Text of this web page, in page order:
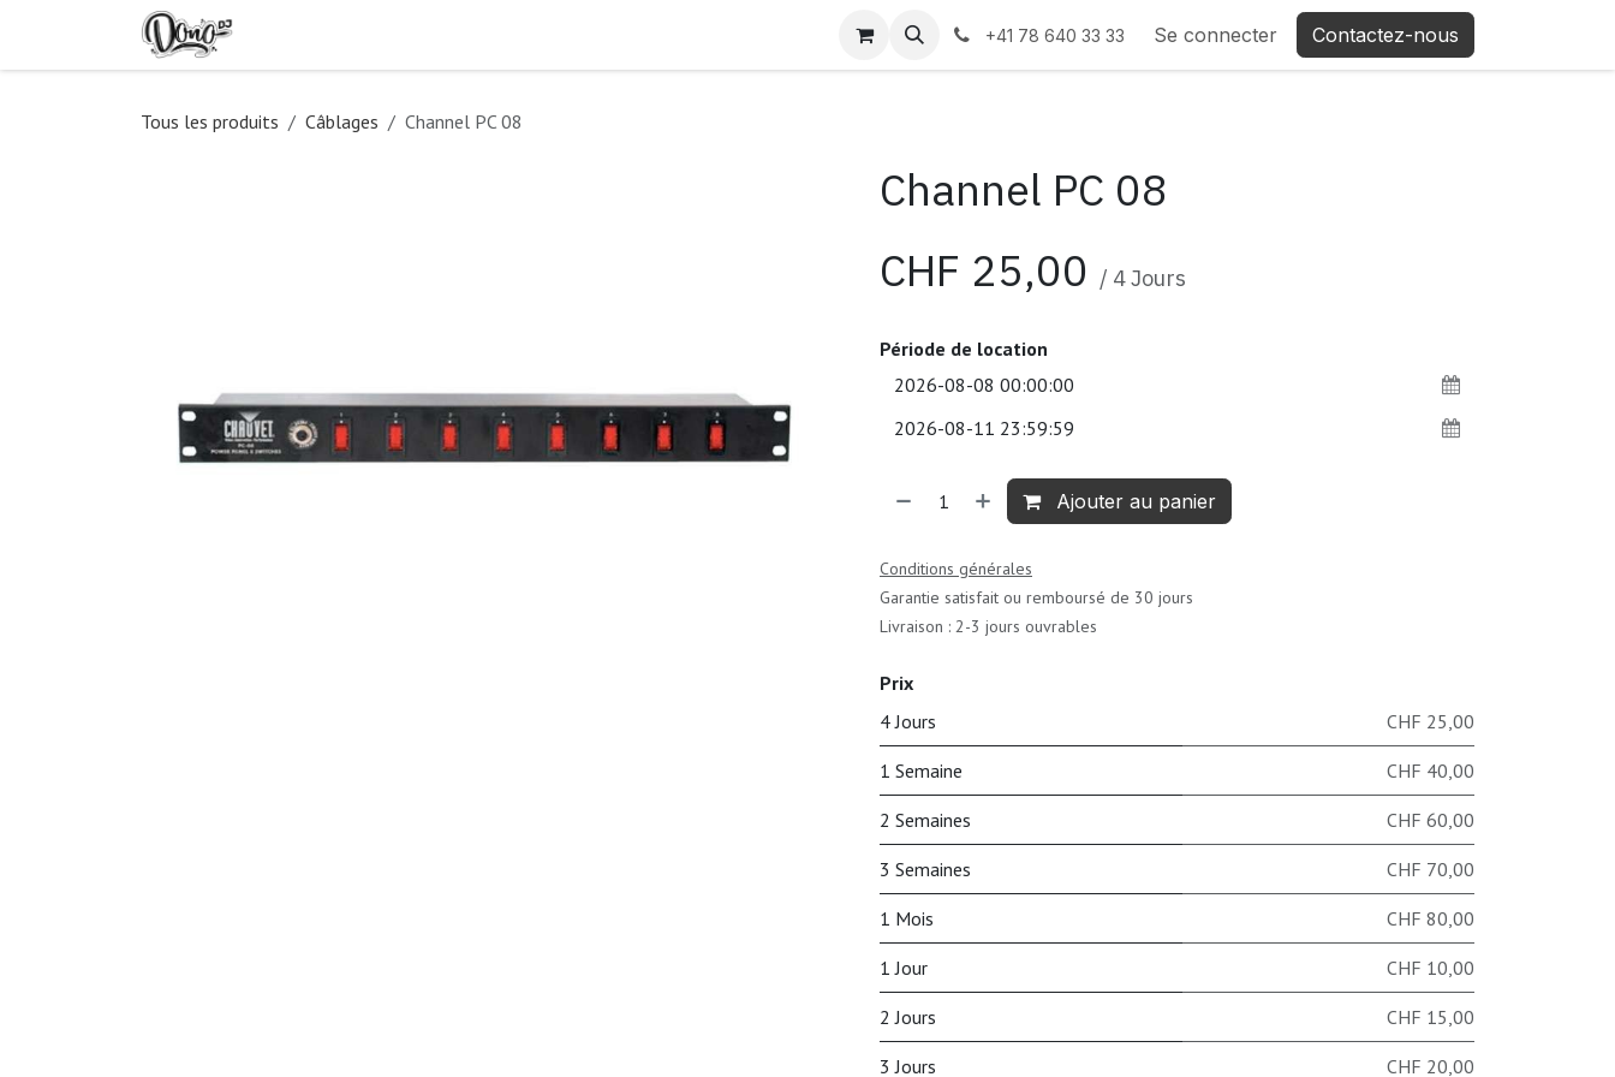
Se rendre au contenu
+41 78 640 33 33 Se connecter Contactez-nous
Tous les produits Câblages Channel PC 08
Channel PC 08
CHF 25,00 / 4Jours
Période de location
Ajouter au panier
Conditions générales
Garantie satisfait ou remboursé de 30 jours
Livraison : 2-3 jours ouvrables
Prix
4 Jours
CHF 25,00
1 Semaine CHF 40,00
2 Semaines CHF 60,00
3 Semaines CHF 70,00
1 Mois CHF 80,00
1 Jour CHF 10,00
2 Jours CHF 15,00
3 Jours CHF 20,00